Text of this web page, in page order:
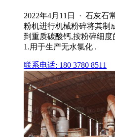
2022年4月11日 · 石灰石
粉机进行机械粉碎将其制
到重质碳酸钙,按粉碎细度
1.用于生产无水氯化 .
联系电话: 180 3780 8511